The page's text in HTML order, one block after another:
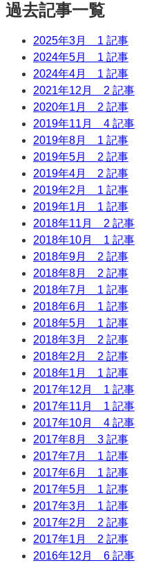
過去記事一覧
2025年3月 1 記事
2024年5月 1 記事
2024年4月 1 記事
2021年12月 2 記事
2020年1月 2 記事
2019年11月 4 記事
2019年8月 1 記事
2019年5月 2 記事
2019年4月 2 記事
2019年2月 1 記事
2019年1月 1 記事
2018年11月 2 記事
2018年10月 1 記事
2018年9月 2 記事
2018年8月 2 記事
2018年7月 1 記事
2018年6月 1 記事
2018年5月 1 記事
2018年3月 2 記事
2018年2月 2 記事
2018年1月 1 記事
2017年12月 1 記事
2017年11月 1 記事
2017年10月 4 記事
2017年8月 3 記事
2017年7月 1 記事
2017年6月 1 記事
2017年5月 1 記事
2017年3月 1 記事
2017年2月 2 記事
2017年1月 2 記事
2016年12月 6 記事